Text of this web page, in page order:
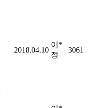
2018.04.10
이*
정
3061